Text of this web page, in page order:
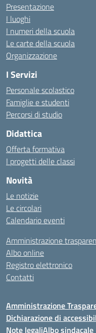
Presentazione
I luoghi
I numeri della scuola
Le carte della scuola
Organizzazione
I Servizi
Personale scolastico
Famiglie e studenti
Percorsi di studio
Didattica
Offerta formativa
I progetti delle classi
Novità
Le notizie
Le circolari
Calendario eventi
Amministrazione
Albo online
Registro elettronico
Contatti
Amministrazione
Dichiarazione di
Note legaliAlbo sindacale